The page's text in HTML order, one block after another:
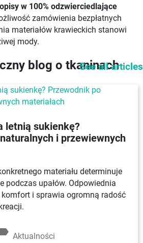
w 100% odzwierciedlające
zamówienia bezpłatnych
materiałów krawieckich stanowi
mody.
blog o tkaninach
See all articles
letnią sukienkę?
i przewiewnych
materiału determinuje
podczas upałów. Odpowiednia
i sprawia ogromną radość
Aktualności